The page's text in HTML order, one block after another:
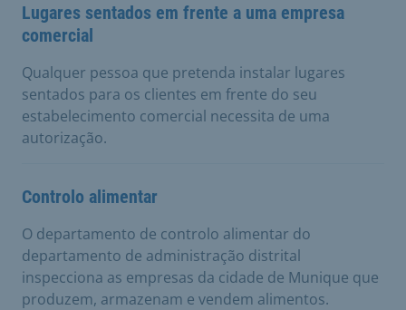
Lugares sentados em frente a uma empresa
comercial
Qualquer pessoa que pretenda instalar lugares
sentados para os clientes em frente do seu
estabelecimento comercial necessita de uma
autorização.
Controlo alimentar
O departamento de controlo alimentar do
departamento de administração distrital
inspecciona as empresas da cidade de Munique que
produzem, armazenam e vendem alimentos.